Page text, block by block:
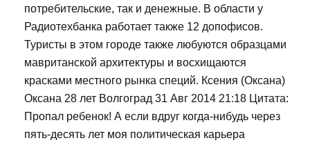
потребительские, так и денежные. В области у
Радиотехбанка работает также 12 допофисов.
Туристы в этом городе также любуются образцами
мавританской архитектуры и восхищаются
красками местного рынка специй. Ксения (Оксана)
Оксана 28 лет Волгоград 31 Авг 2014 21:18 Цитата:
Пропал ребенок! А если вдруг когда-нибудь через
пять-десять лет моя политическая карьера